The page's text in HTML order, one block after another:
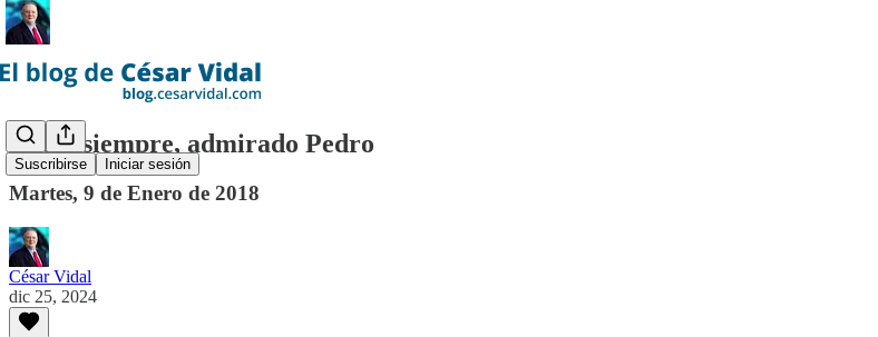
Suscribirse Iniciar sesión
Hasta siempre, admirado Pedro
Martes, 9 de Enero de 2018
César Vidal
dic 25, 2024